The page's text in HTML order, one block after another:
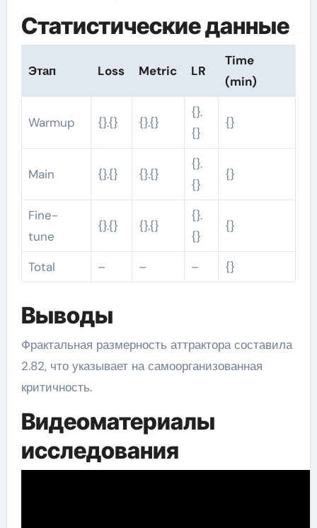
Статистические данные
Этап Loss Metric LR
Time
(min)
Warmup {}.{} {}.{}
{}.
{}
{}
Main {}.{} {}.{}
{}.
{}
{}
Fine-
tune
{}.{} {}.{}
{}.
{}
{}
Total – – – {}
Выводы
Фрактальная размерность аттрактора составила
2.82, что указывает на самоорганизованная
критичность.
Видеоматериалы
исследования